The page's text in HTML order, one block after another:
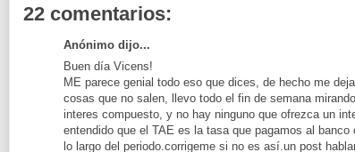
22 comentarios:
Anónimo dijo...
Buen día Vicens!
ME parece genial todo eso que dices, de hecho me
cosas que no salen, llevo todo el fin de semana
interes compuesto, y no hay ninguno que ofrezca un
entendido que el TAE es la tasa que pagamos al
lo largo del periodo.corrigeme si no es así.un post